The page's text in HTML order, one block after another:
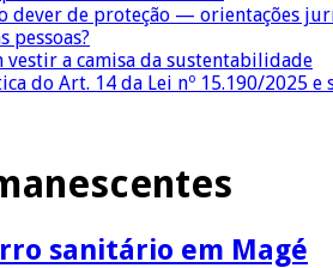
de proteção — orientações
vestir a camisa da sustentabilidade
do Art. 14 da Lei nº 15.190/2025 e
sanitário em Magé